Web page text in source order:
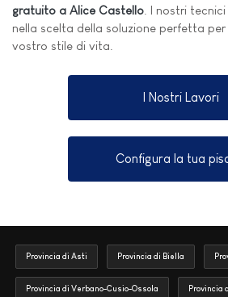
gratuito a Alice Castello . I nostri
nella scelta della soluzione perfetta
vostro stile di vita.
I Nostri Lavori
Configura la tua
Provincia di Asti Provincia di Biella
Provincia di Verbano-Cusio-Ossola Provincia